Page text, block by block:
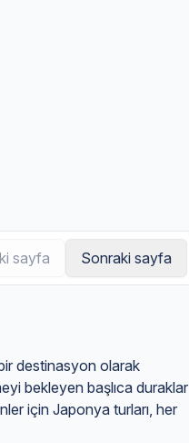
sayfa Sonraki sayfa
destinasyon olarak
bekleyen başlıca duraklar
için Japonya turları, her